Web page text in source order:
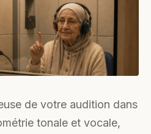
de votre audition dans
tonale et vocale,